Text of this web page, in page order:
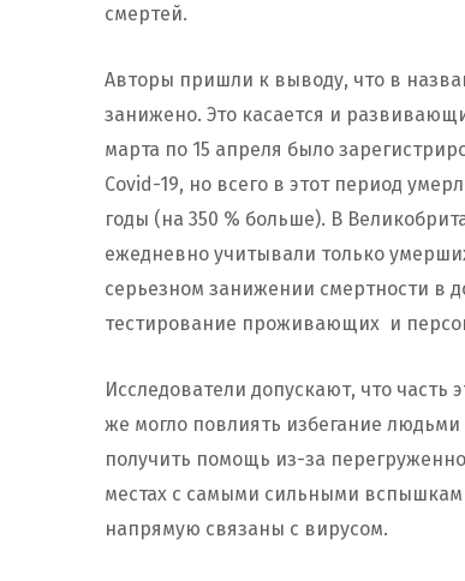
смертей.
Авторы пришли к выводу, что в
занижено. Это касается и
марта по 15 апреля было
Covid-19, но всего в этот период
годы (на 350 % больше). В
ежедневно учитывали только
серьезном занижении смертности в
тестирование проживающих и
Исследователи допускают, что
же могло повлиять избегание
получить помощь из-за
местах с самыми сильными
напрямую связаны с вирусом.